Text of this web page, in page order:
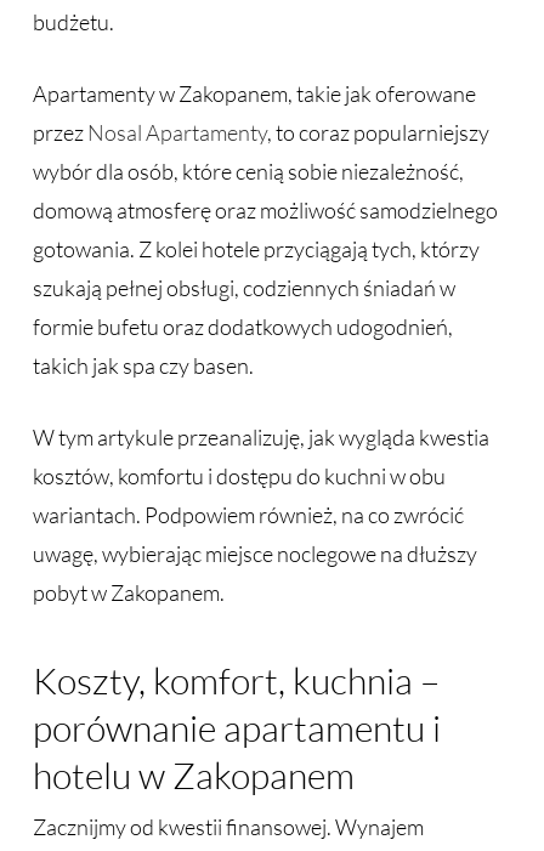
budżetu.
Apartamenty w Zakopanem, takie jak oferowane
przez Nosal Apartamenty, to coraz popularniejszy
wybór dla osób, które cenią sobie niezależność,
domową atmosferę oraz możliwość samodzielnego
gotowania. Z kolei hotele przyciągają tych, którzy
szukają pełnej obsługi, codziennych śniadań w
formie bufetu oraz dodatkowych udogodnień,
takich jak spa czy basen.
W tym artykule przeanalizuję, jak wygląda kwestia
kosztów, komfortu i dostępu do kuchni w obu
wariantach. Podpowiem również, na co zwrócić
uwagę, wybierając miejsce noclegowe na dłuższy
pobyt w Zakopanem.
Koszty, komfort, kuchnia –
porównanie apartamentu i
hotelu w Zakopanem
Zacznijmy od kwestii finansowej. Wynajem